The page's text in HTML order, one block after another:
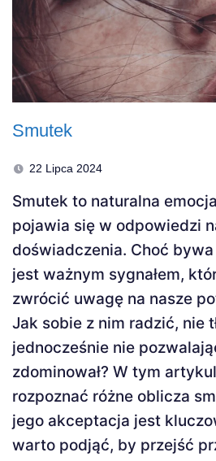
Smutek
22 Lipca 2024
Smutek to naturalna
pojawia się w odpowiedzi
doświadczenia. Choć
jest ważnym sygnałem,
zwrócić uwagę na nasze
Jak sobie z nim radzić, nie
jednocześnie nie
zdominował? W tym
rozpoznać różne oblicza
jego akceptacja jest
warto podjąć, by przejść